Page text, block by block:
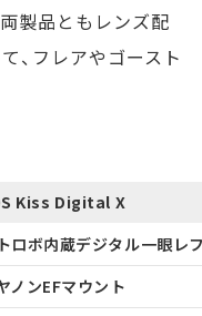
製品ともレンズ配
、フレアやゴースト
Kiss Digital X
ロボ内蔵デジタル一眼レ
ノンEFマウント